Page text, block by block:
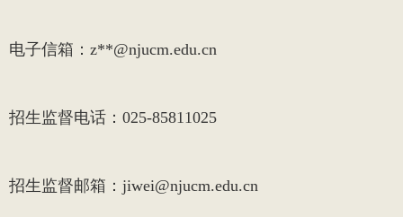
电子信箱： z**@njucm.edu.cn
招生监督电话： 025-85811025
招生监督邮箱： jiwei@njucm.edu.cn